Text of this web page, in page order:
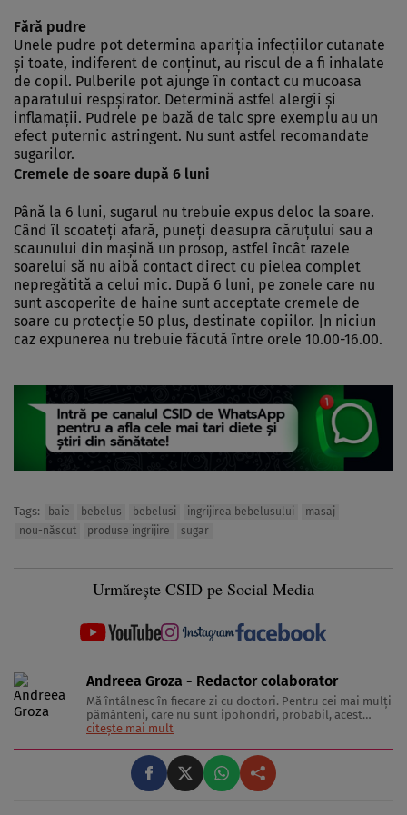
Fără pudre
Unele pudre pot determina apariţia infecţiilor cutanate
şi toate, indiferent de conţinut, au riscul de a fi inhalate
de copil. Pulberile pot ajunge în contact cu mucoasa
aparatului respşirator. Determină astfel alergii şi
inflamaţii. Pudrele pe bază de talc spre exemplu au un
efect puternic astringent. Nu sunt astfel recomandate
sugarilor.
Cremele de soare după 6 luni
Până la 6 luni, sugarul nu trebuie expus deloc la soare.
Când îl scoateţi afară, puneţi deasupra căruţului sau a
scaunului din maşină un prosop, astfel încât razele
soarelui să nu aibă contact direct cu pielea complet
nepregătită a celui mic. După 6 luni, pe zonele care nu
sunt ascoperite de haine sunt acceptate cremele de
soare cu protecţie 50 plus, destinate copiilor. |n niciun
caz expunerea nu trebuie făcută între orele 10.00-16.00.
Tags: baie bebelus bebelusi ingrijirea bebelusului
masaj
nou-născut
produse ingrijire sugar
Urmărește CSID pe Social Media
Andreea Groza - Redactor colaborator
Mă întâlnesc în fiecare zi cu doctori. Pentru cei mai mulţi
pământeni, care nu sunt ipohondri, probabil, acest
comportament pare ciudat. Dar socializăm în cadrul
poveşti scurte şi concise despre cum putem să
funcţionăm optim. Fiecare ...
citește mai mult